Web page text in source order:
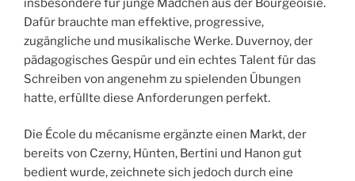
insbesondere für junge Mädchen aus der Bourgeoisie.
Dafür brauchte man effektive, progressive,
zugängliche und musikalische Werke. Duvernoy, der
pädagogisches Gespür und ein echtes Talent für das
Schreiben von angenehm zu spielenden Übungen
hatte, erfüllte diese Anforderungen perfekt.
Die École du mécanisme ergänzte einen Markt, der
bereits von Czerny, Hünten, Bertini und Hanon gut
bedient wurde, zeichnete sich jedoch durch eine